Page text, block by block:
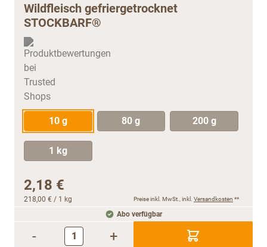
Wildfleisch gefriergetrocknet
STOCKBARF®
10 g 80 g 200 g
1 kg
2,18 €
218,00 € / 1 kg Preise inkl. MwSt., inkl. Versandkosten **
Abo verfügbar
- +